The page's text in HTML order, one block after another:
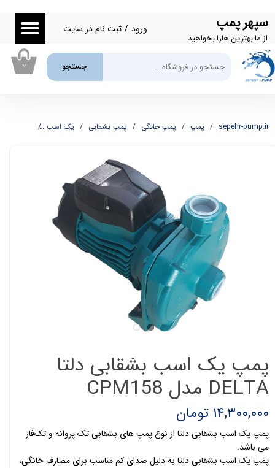
سپهر پمپ
از ما بهترین هارا بخواهید
جستجو
ورود / ثبت نام در سایت
حساب کاربری من
تغییر گذر واژه
سفارشات
۰
sepehr-pump.ir پمپ پمپ خانگی پمپ بشقابی یک اسب
پمپ یک اسب بشقابی دلتا
DELTA مدل CPM158
۱۴,۳۰۰,۰۰۰ تومان
پمپ یک اسب بشقابی دلتا از نوع پمپ های بشقابی تک پروانه و تک‌فاز
می باشد.
پمپ یک اسب بشقابی دلتا به دلیل صدای کم مناسب برای مصارف خانگی،